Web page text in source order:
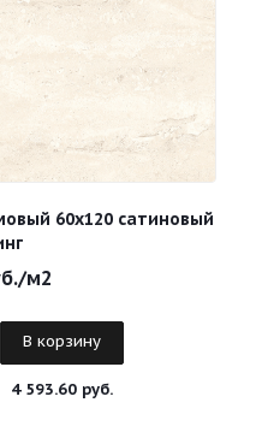
60х120 сатиновый
/м2
В корзину
4 593.60 руб.